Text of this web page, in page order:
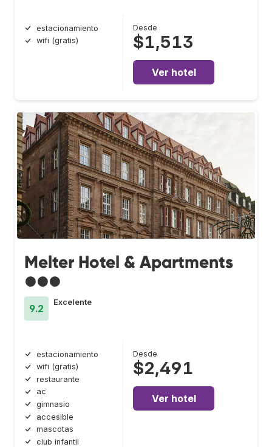
estacionamiento
wifi (gratis)
Desde
$1,513
Ver hotel
Melter Hotel & Apartments
●●●
9.2
Excelente
estacionamiento
wifi (gratis)
restaurante
ac
gimnasio
accesible
mascotas
club infantil
Desde
$2,491
Ver hotel